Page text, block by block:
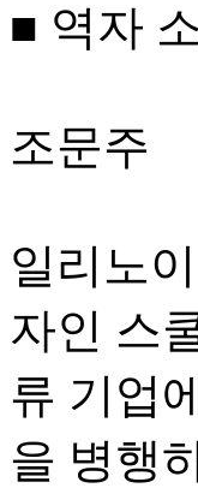
■ 역자
조문주
일리노
자인 스
류 기업
을 병행